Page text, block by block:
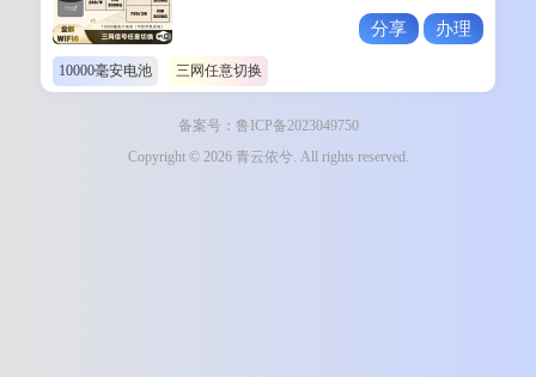
分享 办理
10000毫安电池 三网任意切换
备案号：鲁ICP备2023049750
Copyright © 2026 青云依兮. All rights reserved.